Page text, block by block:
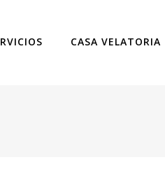
CASA VELATORIA